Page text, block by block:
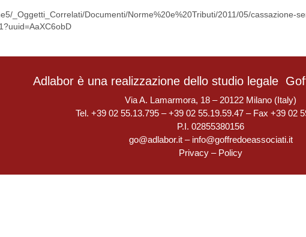
_Oggetti_Correlati/Documenti/Norme%20e%20Tributi/2011/05/cassazione-
Adlabor è una realizzazione dello studio legale
Via A. Lamarmora, 18 – 20122 Milano (Italy)
Tel. +39 02 55.13.795 – +39 02 55.19.59.47 – Fax +39 02
P.I. 02855380156
go@adlabor.it– info@goffredoeassociati.it
Privacy – Policy